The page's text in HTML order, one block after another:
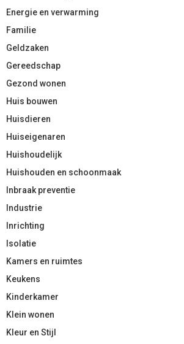
Energie en verwarming
Familie
Geldzaken
Gereedschap
Gezond wonen
Huis bouwen
Huisdieren
Huiseigenaren
Huishoudelijk
Huishouden en schoonmaak
Inbraak preventie
Industrie
Inrichting
Isolatie
Kamers en ruimtes
Keukens
Kinderkamer
Klein wonen
Kleur en Stijl